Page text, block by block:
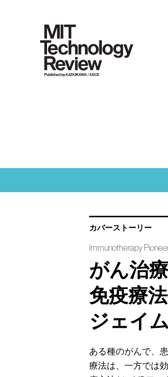
カバーストーリー
Immunotherapy
がん治
免疫療
ジェイ
ある種のがんで、
療法は、一方では